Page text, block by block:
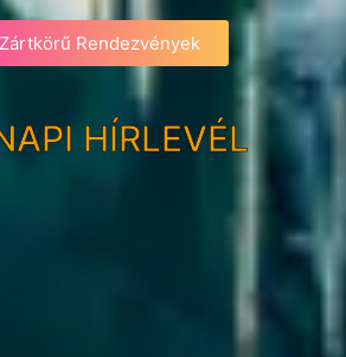
Rendezvények
HÍRLEVÉL